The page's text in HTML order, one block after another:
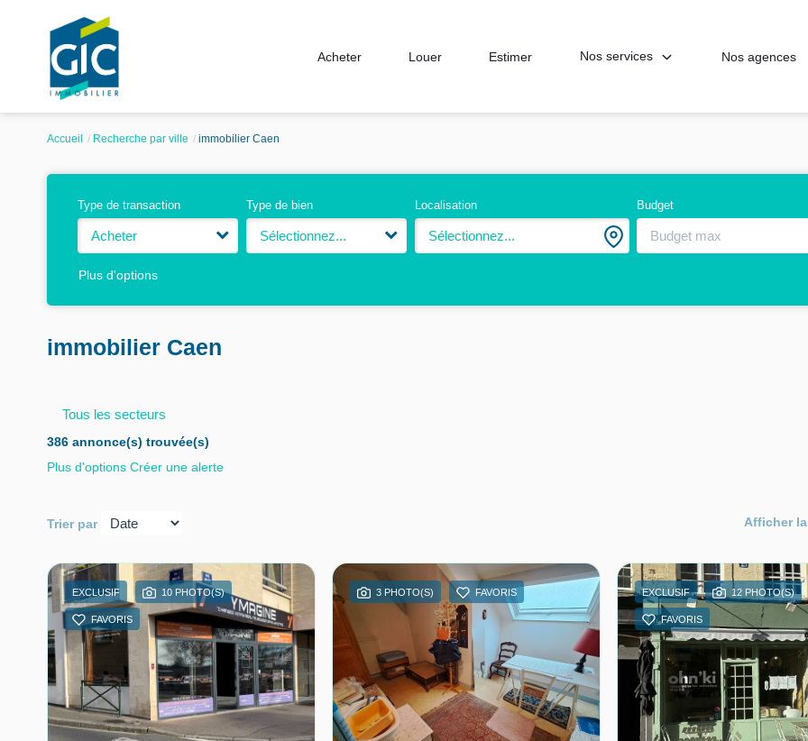
Acheter Louer Estimer Nos services Nos agences
Accueil Recherche par ville immobilier Caen
Type de transaction
Acheter
Type de bien
Sélectionnez...
Localisation
Sélectionnez...
Budget
Plus d'options
immobilier Caen
Tous les secteurs
386 annonce(s) trouvée(s)
Plus d'options Créer une alerte
Trier par Afficher
EXCLUSIF 10 PHOTO(S)
FAVORIS
3 PHOTO(S) FAVORIS EXCLUSIF 12 PHOTO(S)
FAVORIS